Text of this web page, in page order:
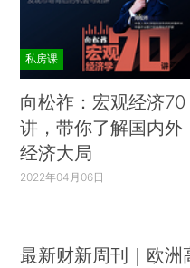
私房课
向松祚：宏观经济70
讲，带你了解国内外
经济大局
2022年04月06日
最新财新周刊｜欧洲